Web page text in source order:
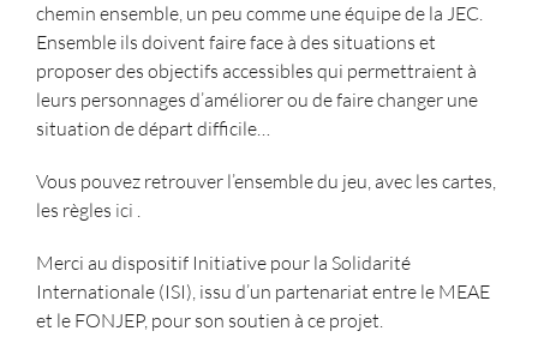
chemin ensemble, un peu comme une équipe de la JEC.
Ensemble ils doivent faire face à des situations et
proposer des objectifs accessibles qui permettraient à
leurs personnages d’améliorer ou de faire changer une
situation de départ difficile…
Vous pouvez retrouver l’ensemble du jeu, avec les cartes,
les règles ici .
Merci au dispositif Initiative pour la Solidarité
Internationale (ISI), issu d’un partenariat entre le MEAE
et le FONJEP, pour son soutien à ce projet.